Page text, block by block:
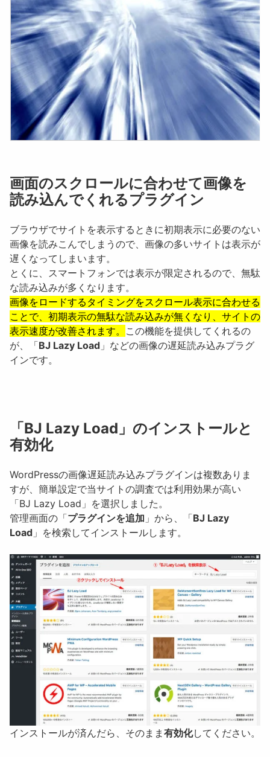
画面のスクロールに合わせて画像を
読み込んでくれるプラグイン
ブラウザでサイトを表示するときに初期表示に必要のない
画像を読みこんでしまうので、画像の多いサイトは表示が
遅くなってしまいます。
とくに、スマートフォンでは表示が限定されるので、無駄
な読み込みが多くなります。
画像をロードするタイミングをスクロール表示に合わせる
ことで、初期表示の無駄な読み込みが無くなり、サイトの
表示速度が改善されます。 この機能を提供してくれるの
が、「BJ Lazy Load 」などの画像の遅延読み込みプラグ
インです。
「BJ Lazy Load」のインストールと
有効化
WordPressの画像遅延読み込みプラグインは複数ありま
すが、簡単設定で当サイトの調査では利用効果が高い
「BJ Lazy Load」を選択しました。
管理画面の「プラグインを追加 」から、「BJ Lazy
Load 」を検索してインストールします。
インストールが済んだら、そのまま 有効化してください。